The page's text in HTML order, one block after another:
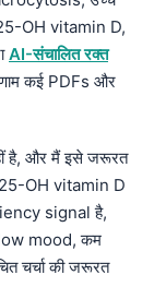
OH vitamin D,
AI-संचालित रक्त
कई PDFs और
है, और मैं इसे जरूरत
25-OH vitamin D
signal है,
low mood, कम
चर्चा की जरूरत